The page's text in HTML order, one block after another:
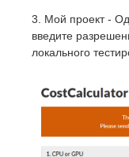
3. Мой проект -
введите
локального